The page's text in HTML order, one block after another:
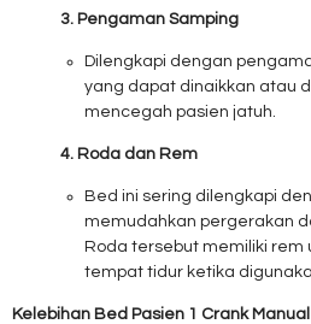
3. Pengaman Samping
Dilengkapi dengan
yang dapat dinaikkan atau
mencegah pasien jatuh.
4. Roda dan Rem
Bed ini sering dilengkapi
memudahkan pergerakan
Roda tersebut memiliki
tempat tidur ketika
Kelebihan Bed Pasien 1 Crank Manual